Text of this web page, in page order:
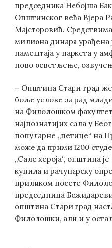
председника Небојша
Општинског већа Вјера
Мајсторовић.
милиона динара урађена
намештаја у паркета у
ново осветљење,
– Општина Стари град
боље услове за рад
на Филолошком
најпознатијих сала у
популарне „петице“ на
може да прими 1200
„Сале хероја“, општина
купила и рачунарску
приликом посете
председница
општина Стари град
Филолошки, али и у